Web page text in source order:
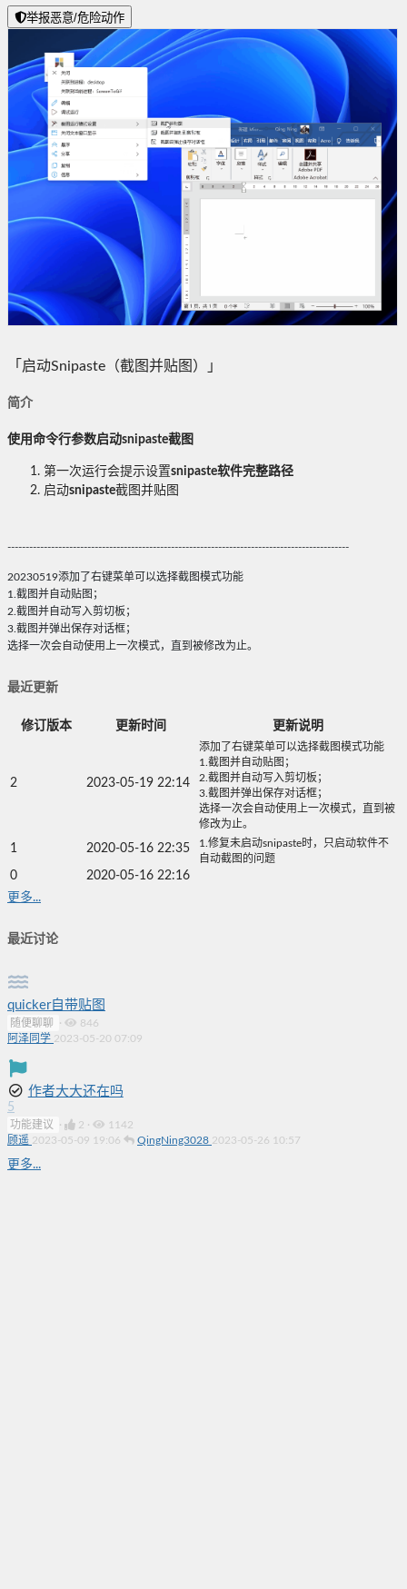
举报恶意/危险动作
「启动Snipaste（截图并贴图）」
简介
使用命令行参数启动snipaste截图
第一次运行会提示设置snipaste软件完整路径
启动snipaste截图并贴图
----------------------------------------------------------------------------------------------
20230519添加了右键菜单可以选择截图模式功能
1.截图并自动贴图；
2.截图并自动写入剪切板；
3.截图并弹出保存对话框；
选择一次会自动使用上一次模式，直到被修改为止。
最近更新
修订版本 更新时间 更新说明
2 2023-05-19 22:14
添加了右键菜单可以选择截图模式功能
1.截图并自动贴图；
2.截图并自动写入剪切板；
3.截图并弹出保存对话框；
选择一次会自动使用上一次模式，直到被
修改为止。
1 2020-05-16 22:35
1.修复未启动snipaste时，只启动软件不
自动截图的问题
0
2020-05-16 22:16
更多...
最近讨论
quicker自带贴图
随便聊聊 ·
846
阿泽同学 2023-05-20 07:09
作者大大还在吗
5
功能建议 · 2 ·
1142
顾遥 2023-05-09 19:06 QingNing3028 2023-05-26 10:57
更多...